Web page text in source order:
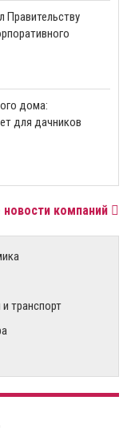
Правительству
дома:
для дачников
новости компаний
транспорт